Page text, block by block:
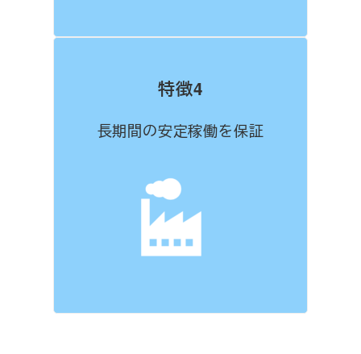
特徴4
長期間の安定稼働を保証